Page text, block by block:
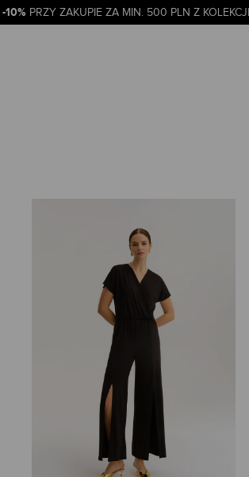
-10% PRZY ZAKUPIE ZA MIN. 500 PLN Z